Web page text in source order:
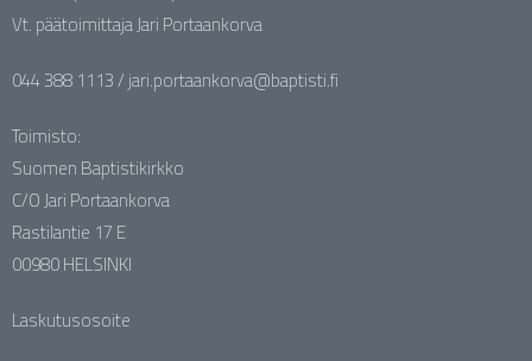
Vt. päätoimittaja Jari Portaankorva
044 388 1113 / jari.portaankorva@baptisti.fi
Toimisto:
Suomen Baptistikirkko
C/O Jari Portaankorva
Rastilantie 17 E
00980 HELSINKI
Laskutusosoite